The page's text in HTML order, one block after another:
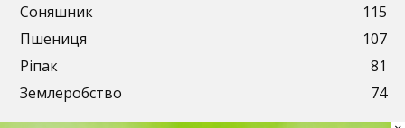
Соняшник
115
Пшениця
107
Ріпак
81
Землеробство
74